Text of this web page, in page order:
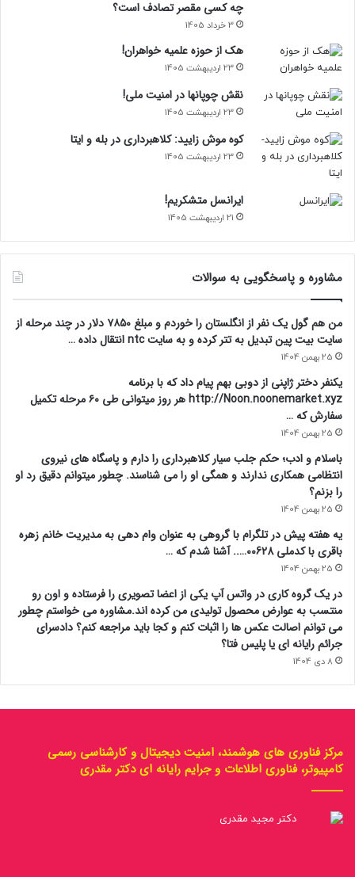
چه کسی مقصر تصادف است؟
3 خرداد 1405
هک از حوزه علمیه خواهران!
23 اردیبهشت 1405
نقش چوپانها در امنیت ملی!
23 اردیبهشت 1405
کوه موش زایید: کلاهبرداری در بله و ایتا
23 اردیبهشت 1405
ایرانسل متشکریم!
21 اردیبهشت 1405
مشاوره و پاسخگویی به سوالات
من هم گول یک نفر از انگلستان را خوردم و مبلغ ۷۸۵۰ دلار در چند مرحله از
سایت بیت پین تبدیل به تتر کرده و به سایت ntc انتقال داده …
25 بهمن 1404
یکنفر دختر ژاپنی از دوبی بهم پیام داد که با برنامه
http://Noon.noonemarket.xyz هر روز میتوانی طی ۶۰ مرحله تکمیل
سفارش که …
25 بهمن 1404
باسلام و ادب؛ حکم جلب سیار کلاهبرداری را دارم و پاسگاه های نیروی
انتظامی همکاری ندارند و همگی او را می شناسند. چطور میتوانم دقیق رد او
را بزنم؟
25 بهمن 1404
یه هفته پیش در تلگرام با گروهی به عنوان وام دهی به مدیریت خانم زهره
باقری با کدملی 00628….. آشنا شدم که …
25 بهمن 1404
در یک گروه کاری در واتس آپ یکی از اعضا تصویری را فرستاده و اون رو
منتسب به عوارض محصول تولیدی من کرده اند.مشاوره می خواستم چطور
می توانم اصالت عکس ها را اثبات کنم و کجا باید مراجعه کنم؟ دادسرای
جرائم رایانه ای یا پلیس فتا؟
8 دی 1404
مرکز فناوری های هوشمند، امنیت دیجیتال و کارشناسی رسمی
کامپیوتر، فناوری اطلاعات و جرایم رایانه ای دکتر مقدری